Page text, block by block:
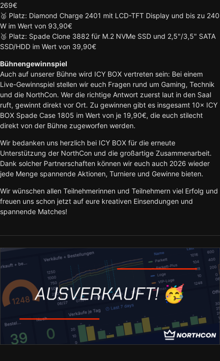
269€
🥈 Platz: Diamond Charge 2401 mit LCD-TFT Display und bis zu 240
W im Wert von 93,90€
🥉 Platz: Spade Clone 3882 für M.2 NVMe SSD und 2,5"/3,5" SATA
SSD/HDD im Wert von 39,90€
Bühnengewinnspiel
Auch auf unserer Bühne wird ICY BOX vertreten sein: Bei einem
Live-Gewinnspiel stellen wir euch Fragen rund um Gaming, Technik
und die NorthCon. Wer die richtige Antwort zuerst laut in den Saal
ruft, gewinnt direkt vor Ort. Zu gewinnen gibt es insgesamt 10× ICY
BOX Spade Case 1805 im Wert von je 19,90€, die euch stilecht
direkt von der Bühne zugeworfen werden.
Wir bedanken uns herzlich bei ICY BOX für die erneute
Unterstützung der NorthCon und die großartige Zusammenarbeit.
Dank solcher Partnerschaften können wir euch auch 2026 wieder
jede Menge spannende Aktionen, Turniere und Gewinne bieten.
Wir wünschen allen Teilnehmerinnen und Teilnehmern viel Erfolg und
freuen uns schon jetzt auf eure kreativen Einsendungen und
spannende Matches!